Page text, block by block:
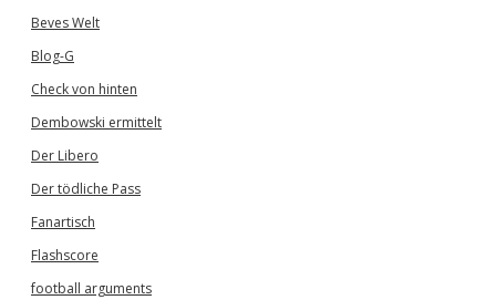
Beves Welt
Blog-G
Check von hinten
Dembowski ermittelt
Der Libero
Der tödliche Pass
Fanartisch
Flashscore
football arguments